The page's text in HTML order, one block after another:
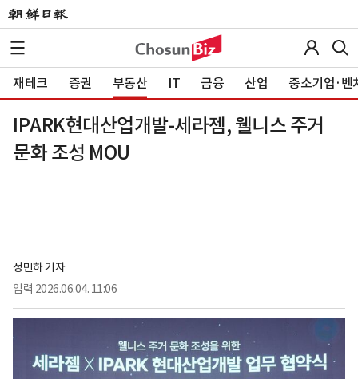
재테크 증권 부동산 IT 금융 산업 중소기업·벤
IPARK현대산업개발-세라젬, 웰니스 주거
문화 조성 MOU
정민하 기자
입력 2026.06.04. 11:06